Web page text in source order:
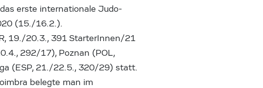
erste internationale Judo-
(15./16.2.).
19./20.3., 391 StarterInnen/21
292/17), Poznan (POL,
(ESP, 21./22.5., 320/29) statt.
belegte man im